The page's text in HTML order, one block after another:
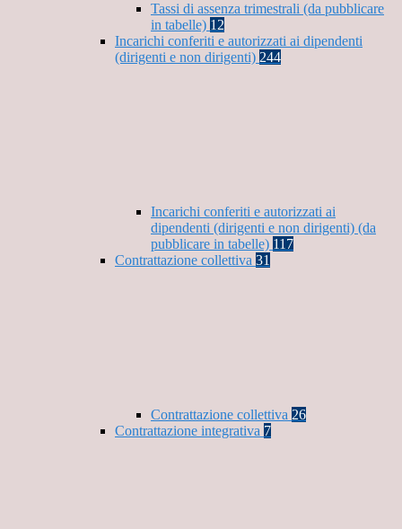
Tassi di assenza trimestrali (da pubblicare
in tabelle) 12
Incarichi conferiti e autorizzati ai dipendenti
(dirigenti e non dirigenti) 244
Incarichi conferiti e autorizzati ai
dipendenti (dirigenti e non dirigenti) (da
pubblicare in tabelle) 117
Contrattazione collettiva 31
Contrattazione collettiva 26
Contrattazione integrativa 7